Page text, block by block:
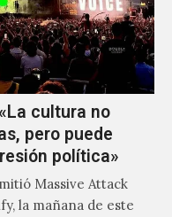
cultura no
pero puede
política»
Massive Attack
la mañana de este